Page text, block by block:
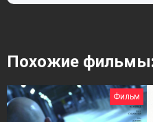
Похожие
Фильм